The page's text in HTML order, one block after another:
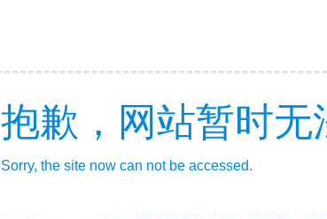
抱歉，网站暂时无
Sorry, the site now can not be accessed.